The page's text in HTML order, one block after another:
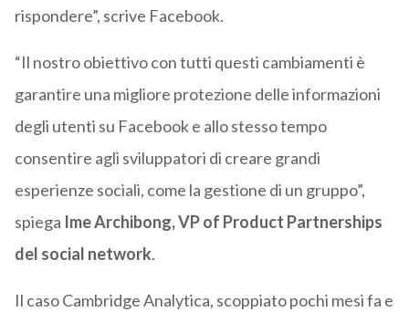
rispondere”, scrive Facebook.
“Il nostro obiettivo con tutti questi cambiamenti è
garantire una migliore protezione delle informazioni
degli utenti su Facebook e allo stesso tempo
consentire agli sviluppatori di creare grandi
esperienze sociali, come la gestione di un gruppo”,
spiega Ime Archibong, VP of Product Partnerships
del social network.
Il caso Cambridge Analytica, scoppiato pochi mesi fa e